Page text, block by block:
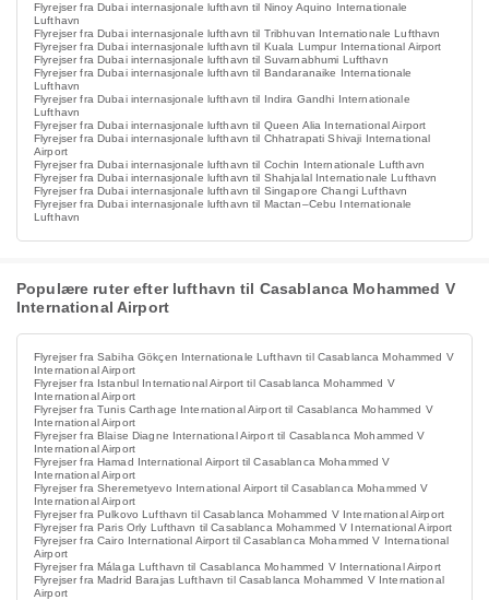
Flyrejser fra Dubai internasjonale lufthavn til Ninoy Aquino Internationale
Lufthavn
Flyrejser fra Dubai internasjonale lufthavn til Tribhuvan Internationale Lufthavn
Flyrejser fra Dubai internasjonale lufthavn til Kuala Lumpur International Airport
Flyrejser fra Dubai internasjonale lufthavn til Suvarnabhumi Lufthavn
Flyrejser fra Dubai internasjonale lufthavn til Bandaranaike Internationale
Lufthavn
Flyrejser fra Dubai internasjonale lufthavn til Indira Gandhi Internationale
Lufthavn
Flyrejser fra Dubai internasjonale lufthavn til Queen Alia International Airport
Flyrejser fra Dubai internasjonale lufthavn til Chhatrapati Shivaji International
Airport
Flyrejser fra Dubai internasjonale lufthavn til Cochin Internationale Lufthavn
Flyrejser fra Dubai internasjonale lufthavn til Shahjalal Internationale Lufthavn
Flyrejser fra Dubai internasjonale lufthavn til Singapore Changi Lufthavn
Flyrejser fra Dubai internasjonale lufthavn til Mactan–Cebu Internationale
Lufthavn
Populære ruter efter lufthavn til Casablanca Mohammed V
International Airport
Flyrejser fra Sabiha Gökçen Internationale Lufthavn til Casablanca Mohammed V
International Airport
Flyrejser fra Istanbul International Airport til Casablanca Mohammed V
International Airport
Flyrejser fra Tunis Carthage International Airport til Casablanca Mohammed V
International Airport
Flyrejser fra Blaise Diagne International Airport til Casablanca Mohammed V
International Airport
Flyrejser fra Hamad International Airport til Casablanca Mohammed V
International Airport
Flyrejser fra Sheremetyevo International Airport til Casablanca Mohammed V
International Airport
Flyrejser fra Pulkovo Lufthavn til Casablanca Mohammed V International Airport
Flyrejser fra Paris Orly Lufthavn til Casablanca Mohammed V International Airport
Flyrejser fra Cairo International Airport til Casablanca Mohammed V International
Airport
Flyrejser fra Málaga Lufthavn til Casablanca Mohammed V International Airport
Flyrejser fra Madrid Barajas Lufthavn til Casablanca Mohammed V International
Airport